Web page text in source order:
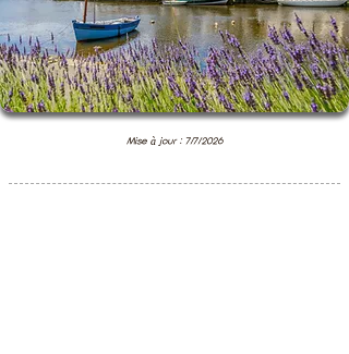
Mise à jour : 7/7/2026